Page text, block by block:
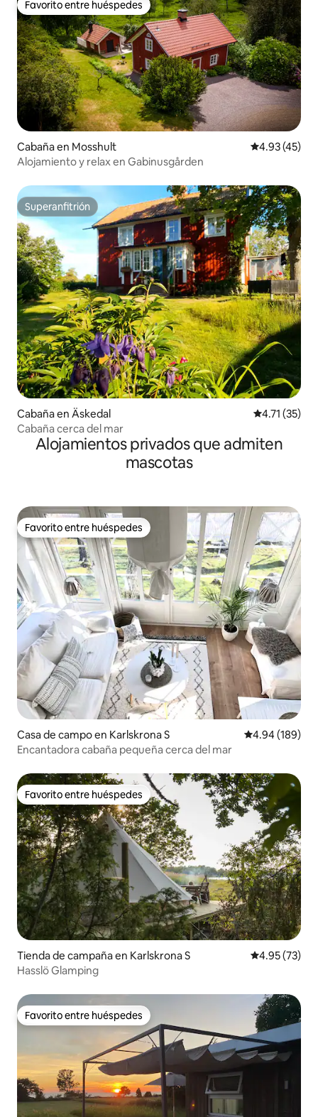
Favorito entre huéspedes
Favorito entre huéspedes
Cabaña en Mosshult Calificación
4.93 (45)
Alojamiento y relax en Gabinusgården
Superanfitrión
Superanfitrión
Cabaña en Äskedal Calificación
4.71 (35)
Cabaña cerca del mar
Alojamientos privados que admiten
mascotas
Favorito entre huéspedes
Favorito entre huéspedes
Casa de campo en Karlskrona S Calificación
4.94 (189)
Encantadora cabaña pequeña cerca del mar
Favorito entre huéspedes
Favorito entre huéspedes
Tienda de campaña en Karlskrona S Calificación
4.95 (73)
Hasslö Glamping
Favorito entre huéspedes
Favorito entre huéspedes